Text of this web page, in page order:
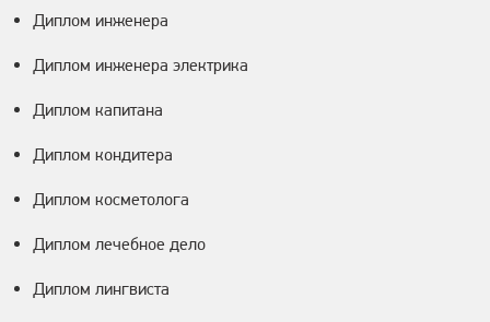
Диплом инженера
Диплом инженера электрика
Диплом капитана
Диплом кондитера
Диплом косметолога
Диплом лечебное дело
Диплом лингвиста